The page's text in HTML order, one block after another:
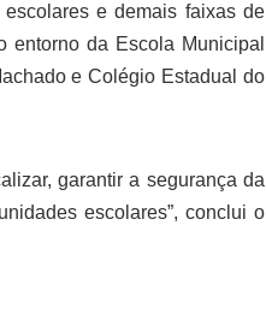
e demais faixas de
da Escola Municipal
e Colégio Estadual do
garantir a segurança da
escolares”, conclui o